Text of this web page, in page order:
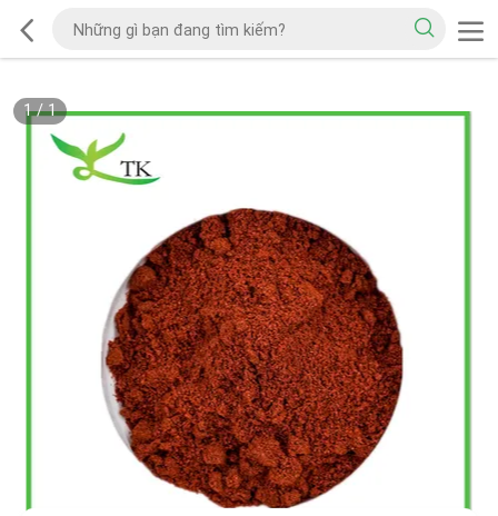
1/1